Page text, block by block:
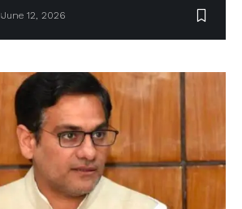
June 12, 2026